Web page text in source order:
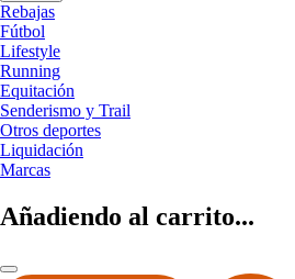
Rebajas
Fútbol
Lifestyle
Running
Equitación
Senderismo y Trail
Otros deportes
Liquidación
Marcas
Añadiendo al carrito...